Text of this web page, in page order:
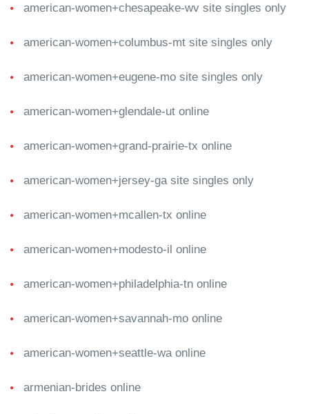
american-women+chesapeake-wv site singles only
american-women+columbus-mt site singles only
american-women+eugene-mo site singles only
american-women+glendale-ut online
american-women+grand-prairie-tx online
american-women+jersey-ga site singles only
american-women+mcallen-tx online
american-women+modesto-il online
american-women+philadelphia-tn online
american-women+savannah-mo online
american-women+seattle-wa online
armenian-brides online